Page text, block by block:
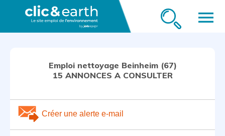
menu
Emploi nettoyage Beinheim (67)
15 ANNONCES A CONSULTER
Créer une alerte e-mail